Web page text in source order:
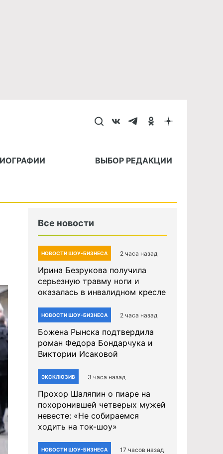
ВЫБОР РЕДАКЦИИ
Все новости
НОВОСТИ ШОУ-БИЗНЕСА 2 часа назад
Ирина Безрукова получила
серьезную травму ноги и
оказалась в инвалидном кресле
НОВОСТИ ШОУ-БИЗНЕСА 2 часа назад
Божена Рынска подтвердила
роман Федора Бондарчука и
Виктории Исаковой
ЭКСКЛЮЗИВ 3 часа назад
Прохор Шаляпин о пиаре на
похоронившей четверых мужей
невесте: «Не собираемся
ходить на ток-шоу»
НОВОСТИ ШОУ-БИЗНЕСА 17 часов назад